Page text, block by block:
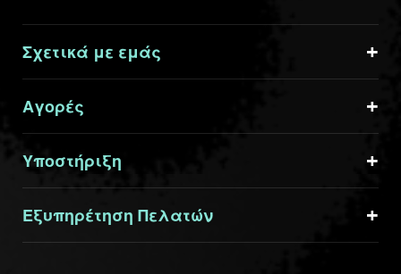
Σχετικά με εμάς
Αγορές
Υποστήριξη
Εξυπηρέτηση Πελατών